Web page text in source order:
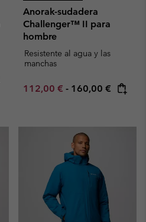
Anorak-sudadera
Challenger™ II para
hombre
Resistente al agua y las
manchas
Minimum sale price:
112,00 € - Maximum price:
160,00 €